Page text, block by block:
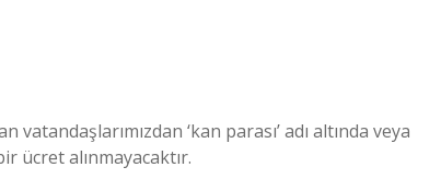
‘kan parası’ adı altında veya
ücret alınmayacaktır.